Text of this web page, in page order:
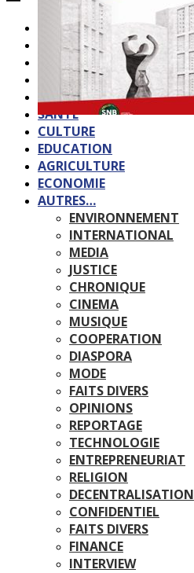
ACCUEIL
QUI SOMMES-NOUS?
POLITIQUE
SOCIETE
SPORTS
SANTE
CULTURE
EDUCATION
AGRICULTURE
ECONOMIE
AUTRES…
ENVIRONNEMENT
INTERNATIONAL
MEDIA
JUSTICE
CHRONIQUE
CINEMA
MUSIQUE
COOPERATION
DIASPORA
MODE
FAITS DIVERS
OPINIONS
REPORTAGE
TECHNOLOGIE
ENTREPRENEURIAT
RELIGION
DECENTRALISATION
CONFIDENTIEL
FAITS DIVERS
FINANCE
INTERVIEW